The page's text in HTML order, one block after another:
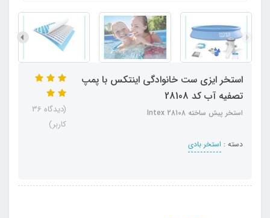
استخر ایزی ست خانوادگی اینتکس با پمپ
تصفیه آب کد 28108
استخر پیش ساخته Intex 28108
دسته : استخر بادی
(دیدگاه 36
کاربر)